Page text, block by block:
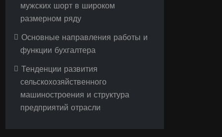
мужских шорт в широком
размерном ряду
Основные направления работы и
функции бухгалтера
Тенденции развития
сельскохозяйственного
машиностроения и структура
предприятий отрасли